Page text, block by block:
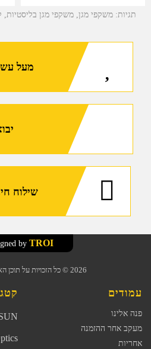
תגיות: משקפי מגן משקפי מגן בליסטיות
מעל
שילוח
2026 © כל הזכויות על תוכן
TROI
עמודים
פנה אלינו
מעקב אחר ההזמנה
אחריות